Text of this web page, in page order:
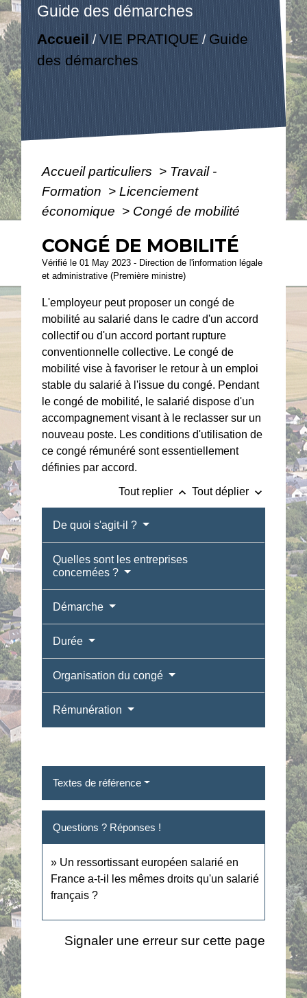
Guide des démarches
Accueil /VIE PRATIQUE / Guide
des démarches
Accueil particuliers > Travail -
Formation > Licenciement
économique > Congé de mobilité
CONGÉ DE MOBILITÉ
Vérifié le 01 May 2023 - Direction de l'information légale
et administrative (Première ministre)
L'employeur peut proposer un congé de
mobilité au salarié dans le cadre d'un accord
collectif ou d'un accord portant rupture
conventionnelle collective. Le congé de
mobilité vise à favoriser le retour à un emploi
stable du salarié à l'issue du congé. Pendant
le congé de mobilité, le salarié dispose d'un
accompagnement visant à le reclasser sur un
nouveau poste. Les conditions d'utilisation de
ce congé rémunéré sont essentiellement
définies par accord.
Tout replier keyboard_arrow_up Tout déplier keyboard_arrow_down
De quoi s'agit-il ?
Quelles sont les entreprises
concernées ?
Démarche
Durée
Organisation du congé
Rémunération
Textes de référence
Questions ? Réponses !
Un ressortissant européen salarié en
France a-t-il les mêmes droits qu'un salarié
français ?
Signaler une erreur sur cette page